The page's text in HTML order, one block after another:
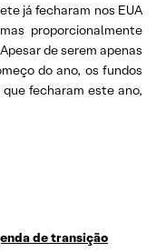
já fecharam nos EUA
proporcionalmente
de serem apenas
do ano, os fundos
fecharam este ano,
de transição